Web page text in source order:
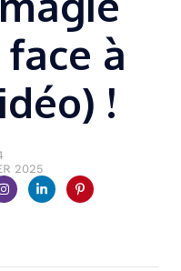
à
!
2025